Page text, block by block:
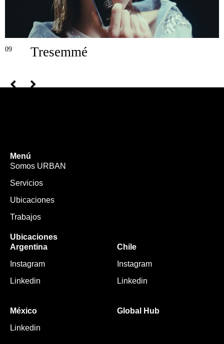
09 Tresemmé
Menú
Somos URBAN
Servicios
Ubicaciones
Trabajos
Ubicaciones
Argentina
Instagram
Linkedin
Chile
Instagram
Linkedin
México
Linkedin
Global Hub